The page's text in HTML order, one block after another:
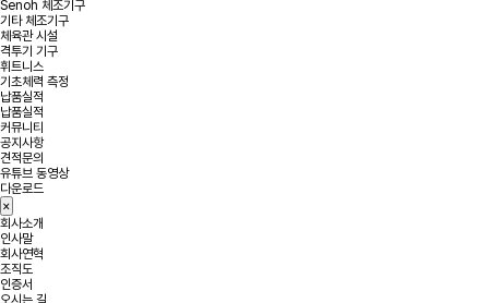
Senoh 체조기구
기타 체조기구
체육관 시설
격투기 기구
휘트니스
기초체력 측정
납품실적
납품실적
커뮤니티
공지사항
견적문의
유튜브 동영상
다운로드
×
회사소개
인사말
회사연혁
조직도
인증서
오시는 길